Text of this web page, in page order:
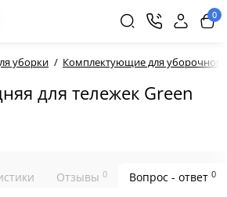
0
уборки Комплектующие для
для тележек Green
Отзывы 0 Вопрос - ответ 0